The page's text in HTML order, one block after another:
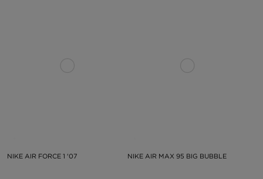
NIKE AIR FORCE 1 '07 NIKE AIR MAX 95 BIG BUBBLE